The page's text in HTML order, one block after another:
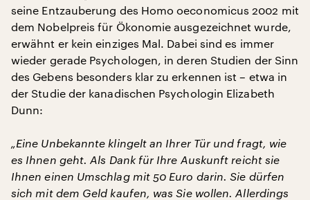
seine Entzauberung des Homo oeconomicus 2002 mit
dem Nobelpreis für Ökonomie ausgezeichnet wurde,
erwähnt er kein einziges Mal. Dabei sind es immer
wieder gerade Psychologen, in deren Studien der Sinn
des Gebens besonders klar zu erkennen ist – etwa in
der Studie der kanadischen Psychologin Elizabeth
Dunn:
„Eine Unbekannte klingelt an Ihrer Tür und fragt, wie
es Ihnen geht. Als Dank für Ihre Auskunft reicht sie
Ihnen einen Umschlag mit 50 Euro darin. Sie dürfen
sich mit dem Geld kaufen, was Sie wollen. Allerdings